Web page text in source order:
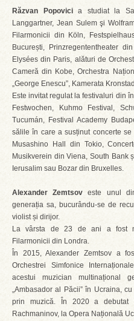
Răzvan Popovicia studiat la
Langgartner, Jean Sulem şi
Filarmonicii din Köln,
București, Prinzregententheater
Elysées din Paris, alături de
Cameră din Kobe, Orchestra
„George Enescu”, Kamerata
Este invitat regulat la festivaluri din
Festwochen, Kuhmo Festival,
Tucumán, Festival Academy
sălile în care a susținut concerte
Musashino Hall din Tokio,
Musikverein din Viena, South Bank
Ierusalim sau Bozar din Bruxelles.
Alexander Zemtsov este unul
generația sa, bucurându-se de
violist și dirijor.
La vârsta de 23 de ani a fost
Filarmonicii din Londra.
În 2015, Alexander Zemtsov a
Orchestrei Simfonice
acestui muzician multinațional
„Ambasador al Păcii” în Ucraina,
prin muzică. În 2020 a debutat
Rachmaninov, la Opera Națională